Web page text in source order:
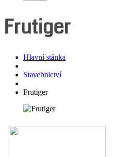
Frutiger
Hlavní stánka
Stavebnictví
Frutiger